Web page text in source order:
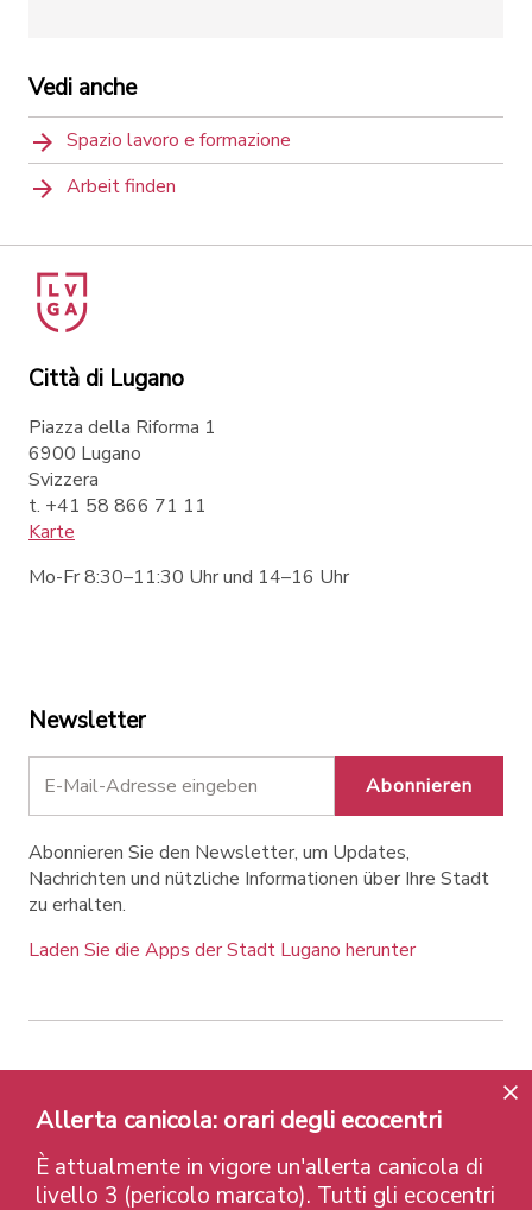
Vedi anche
Spazio lavoro e formazione
Arbeit finden
Città di Lugano
Piazza della Riforma 1
6900 Lugano
Svizzera
t. +41 58 866 71 11
Karte
Mo-Fr 8:30–11:30 Uhr und 14–16 Uhr
Newsletter
Abonnieren
Abonnieren Sie den Newsletter, um Updates,
Nachrichten und nützliche Informationen über Ihre Stadt
zu erhalten.
Laden Sie die Apps der Stadt Lugano herunter
Contatti Links
Rechtlicher Hinweis
Datenschutzrichtlinie
Labels und Auszeichnungen
Credits
© 2026 Città di Lugano
Allerta canicola: orari degli ecocentri
È attualmente in vigore un'allerta canicola di
livello 3 (pericolo marcato). Tutti gli ecocentri